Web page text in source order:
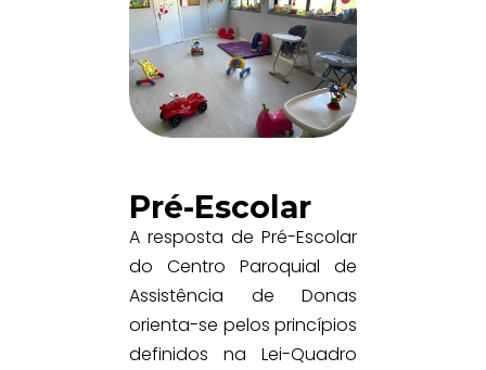
Pré-Escolar
A resposta de Pré-Escolar
do Centro Paroquial de
Assistência de Donas
orienta-se pelos princípios
definidos na Lei-Quadro